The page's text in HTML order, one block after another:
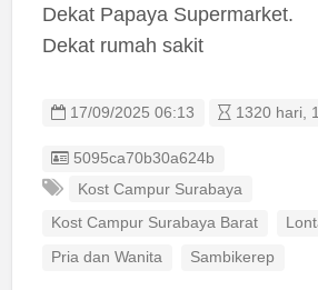
Dekat Papaya Supermarket.
Dekat rumah sakit
17/09/2025 06:13 1320 hari,
Listing ID
5095ca70b30a624b
Kost Campur Surabaya
Kost Campur Surabaya Barat
Pria dan Wanita Sambikerep